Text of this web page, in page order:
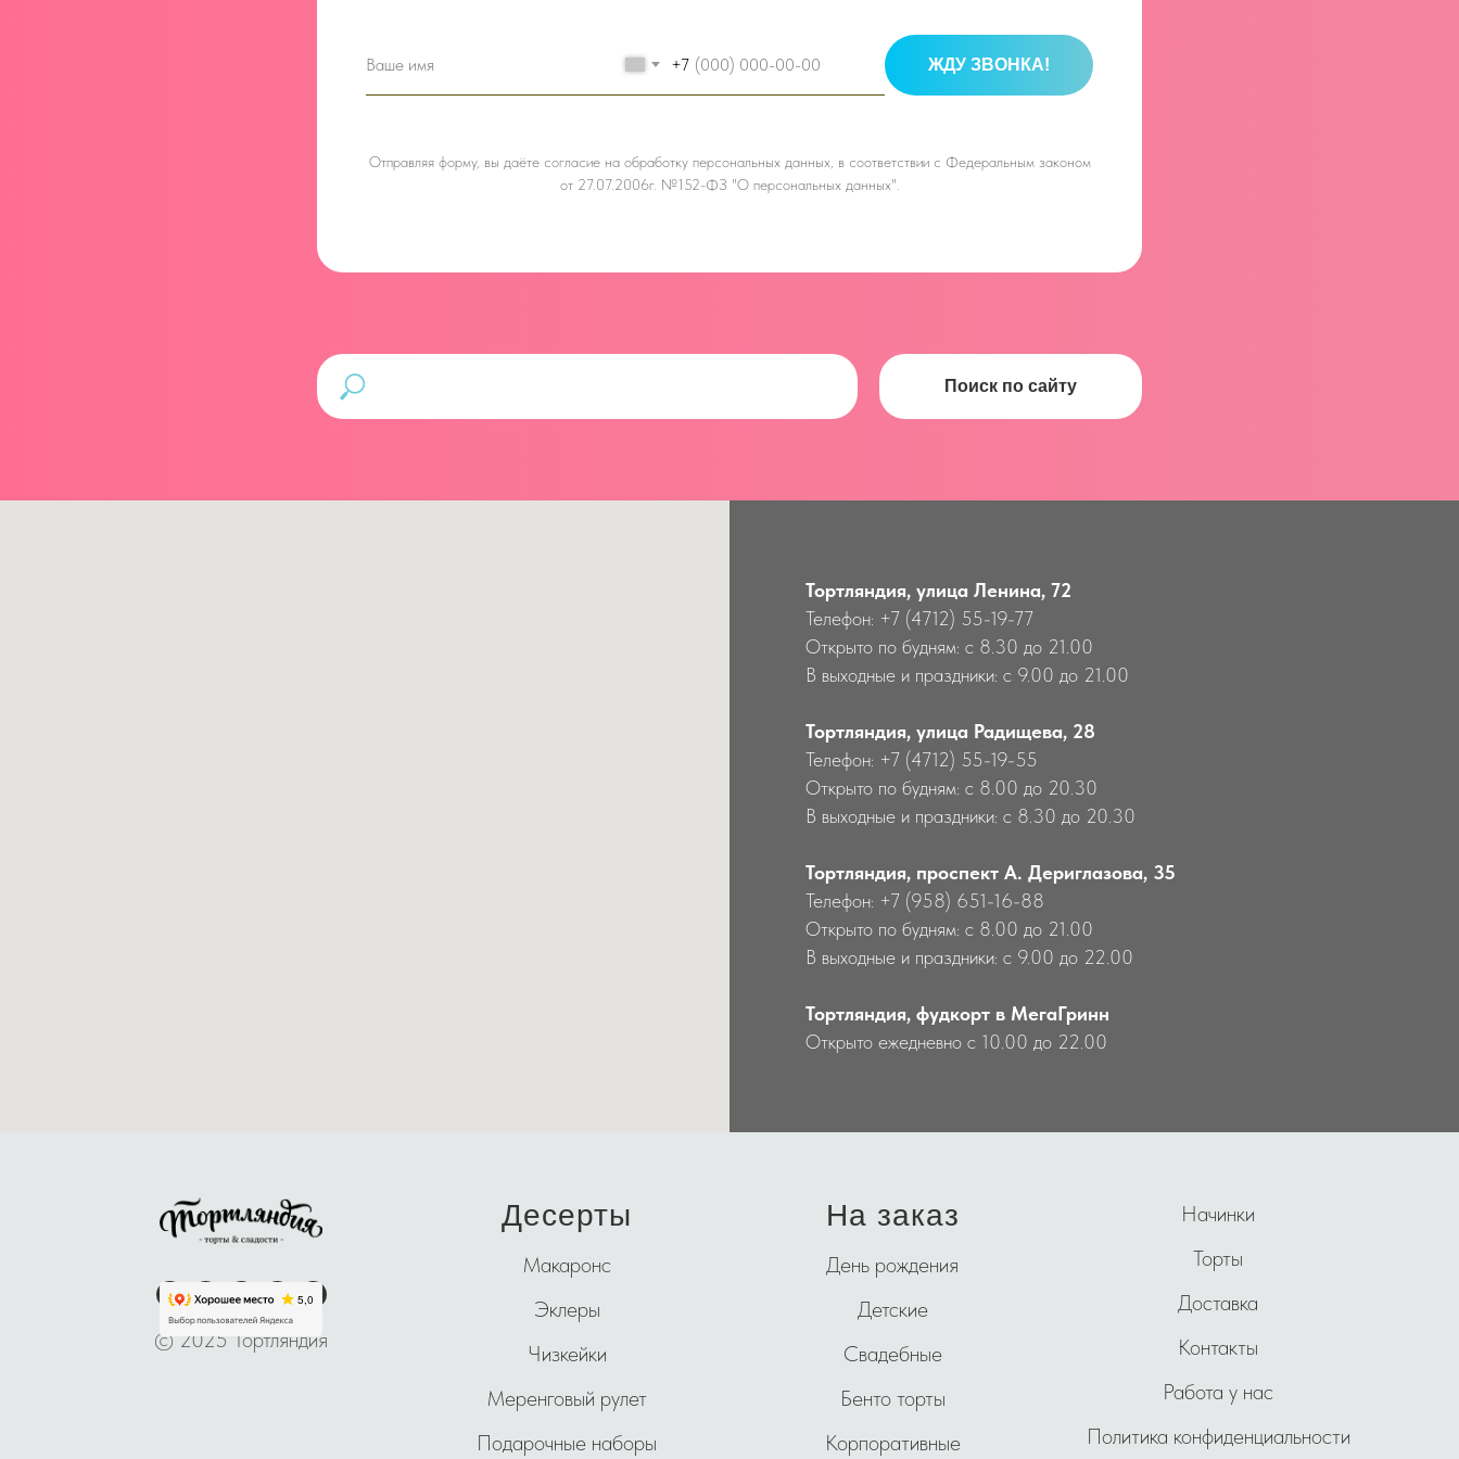
+7 ЖДУ ЗВОНКА!
Отправляя форму, вы даёте согласие на обработку персональных данных, в соответствии с Федеральным законом
от 27.07.2006г. №152-ФЗ "О персональных данных".
Поиск по сайту
Тортляндия, улица Ленина, 72
Телефон: +7 (4712) 55-19-77
Открыто по будням: с 8.30 до 21.00
В выходные и праздники: с 9.00 до 21.00
Тортляндия, улица Радищева, 28
Телефон: +7 (4712) 55-19-55
Открыто по будням: с 8.00 до 20.30
В выходные и праздники: с 8.30 до 20.30
Тортляндия, проспект А. Дериглазова, 35
Телефон: +7 (958) 651-16-88
Открыто по будням: с 8.00 до 21.00
В выходные и праздники: с 9.00 до 22.00
Тортляндия, фудкорт в МегаГринн
Открыто ежедневно с 10.00 до 22.00
© 2025 Тортляндия
Десерты
Макаронс
Эклеры
Чизкейки
Меренговый рулет
Подарочные наборы
На заказ
День рождения
Детские
Свадебные
Бенто торты
Корпоративные
Начинки
Торты
Доставка
Контакты
Работа у нас
Политика конфиденциальности